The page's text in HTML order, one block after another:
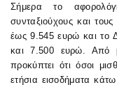
Σήμερα το
συνταξιούχους και
έως 9.545 ευρώ και το
και 7.500 ευρώ. Από
προκύπτει ότι όσοι
ετήσια εισοδήματα